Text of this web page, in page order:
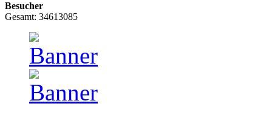
Besucher
Gesamt: 34613085